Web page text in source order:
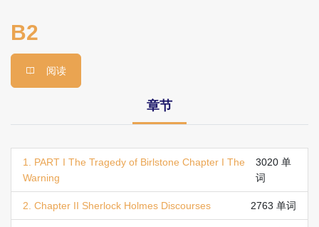
B2
阅读
章节
1. PART I The Tragedy of Birlstone Chapter I The
Warning
3020 单
词
2. Chapter II Sherlock Holmes Discourses 2763 单词